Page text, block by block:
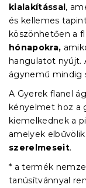
kialakítással,
és kellemes
köszönhetően a
hónapokra,
hangulatot nyújt.
ágynemű mindig
A Gyerek flanel
kényelmet hoz a
kiemelkednek a
amelyek elbűvölik
szerelmeseit.
* a termék
tanúsítvánnyal